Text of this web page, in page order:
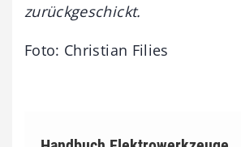
zurückgeschickt.
Foto: Christian Filies